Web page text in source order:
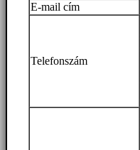
E-mail cím
Telefonszám